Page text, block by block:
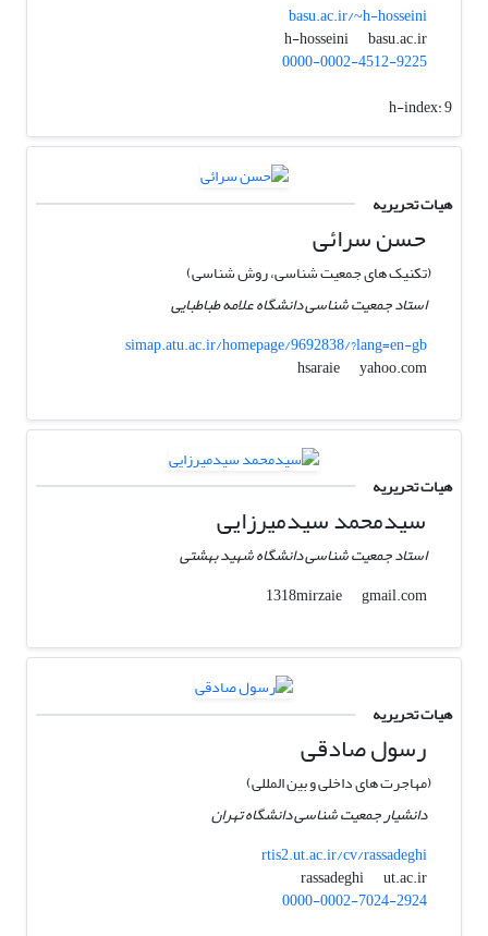
basu.ac.ir/~h-hosseini
h-hosseini
basu.ac.ir
0000-0002-4512-9225
h-index:9
هیات تحریریه
حسن سرائی
(تکنیک های جمعیت شناسی، روش شناسی)
استاد جمعیت شناسی دانشگاه علامه طباطبایی
simap.atu.ac.ir/homepage/9692838/?lang=en-gb
hsaraie
yahoo.com
هیات تحریریه
سیدمحمد سیدمیرزایی
استاد جمعیت شناسی دانشگاه شهید بهشتی
1318mirzaie
gmail.com
هیات تحریریه
رسول صادقی
(مهاجرت های داخلی و بین المللی)
دانشیار جمعیت شناسی دانشگاه تهران
rtis2.ut.ac.ir/cv/rassadeghi
rassadeghi
ut.ac.ir
0000-0002-7024-2924